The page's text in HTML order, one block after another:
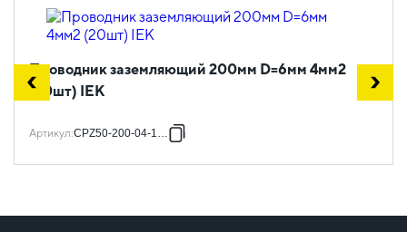
Проводник заземляющий 200мм D=6мм 4мм2
(20шт) IEK
Артикул:CPZ50-200-04-1-06